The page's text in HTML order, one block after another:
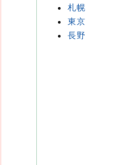
札幌
東京
長野